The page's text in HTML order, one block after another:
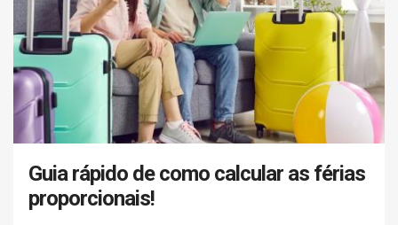
Guia rápido de como calcular as férias
proporcionais!